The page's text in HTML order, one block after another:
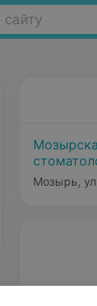
сайту
Мозырь,